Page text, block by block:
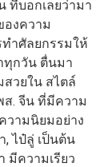
ที่บอกเลยว่ามา
องความ
ำศัลยกรรมให้
ทุกวัน ตื่นมา
วยใน สไตล์
ส. จีน ที่มีความ
วามนิยมอย่าง
, ไป๋ลู่ เป็นต้น
มีความเรียว